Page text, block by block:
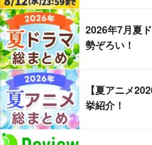
2026年7月夏
勢ぞろい！
【夏アニメ
挙紹介！